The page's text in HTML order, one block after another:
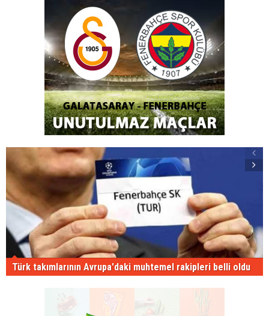
Türk takımlarının Avrupa'daki muhtemel rakipleri belli oldu